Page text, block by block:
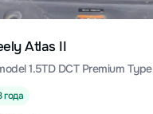
Atlas II
1.5TD DCT Premium Type
года